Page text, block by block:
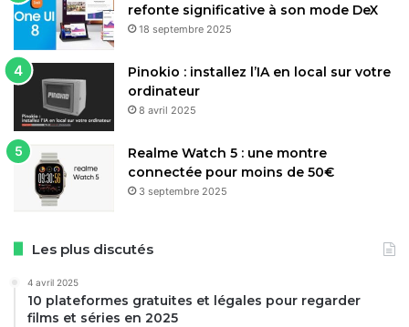
Pour conclure, le Dreame H15 Mix s’adresse aux
utilisateurs cherchant un outil tout-terrain qui allie
technologie et simplicité, sans tomber dans l’excès de
gadgets inutiles. Si vous aspirez à un nettoyage plus fluide
et économique, ce produit mérite une attention
particulière, surtout lors des promotions qui le rendent
encore plus accessible. Avec des mises à jour logicielles
régulières via l’app, il promet une longévité au-delà des
premiers usages.
Les caractéristiques de
Dreame H15 Mix
refonte significative à son mode DeX
18 septembre 2025
Pinokio : installez l’IA en local sur votre
ordinateur
8 avril 2025
Realme Watch 5 : une montre
connectée pour moins de 50€
3 septembre 2025
Les plus discutés
4 avril 2025
10 plateformes gratuites et légales pour regarder
films et séries en 2025